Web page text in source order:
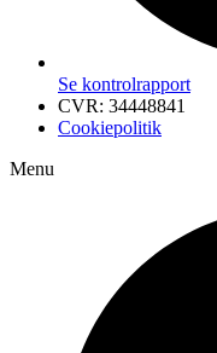
Se kontrolrapport
CVR: 34448841
Cookiepolitik
Menu